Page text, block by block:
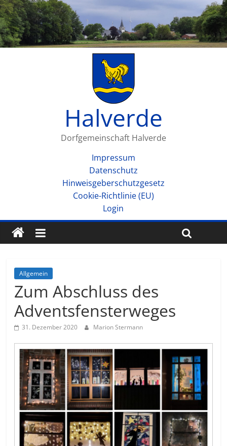
Halverde
Dorfgemeinschaft Halverde
Impressum
Datenschutz
Hinweisgeberschutzgesetz
Cookie-Richtlinie (EU)
Login
Allgemein
Zum Abschluss des
Adventsfensterweges
31. Dezember 2020 Marion Stermann